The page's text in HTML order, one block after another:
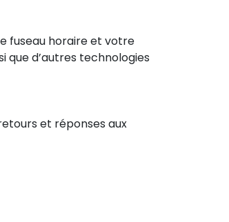
fuseau horaire et votre
que d’autres technologies
et réponses aux